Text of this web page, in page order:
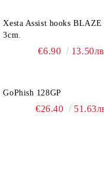
Xesta Assist hooks BLAZE
3cm.
€6.90
GoPhish 128GP
€26.40